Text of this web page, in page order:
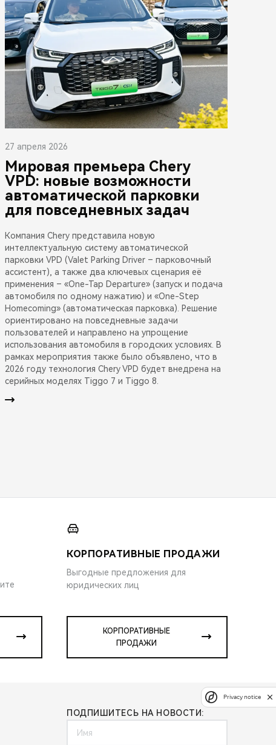
27 апреля 2026
Мировая премьера Chery
VPD: новые возможности
автоматической парковки
для повседневных задач
Компания Chery представила новую
интеллектуальную систему автоматической
парковки VPD (Valet Parking Driver – парковочный
ассистент), а также два ключевых сценария её
применения – «One-Tap Departure» (запуск и подача
автомобиля по одному нажатию) и «One-Step
Homecoming» (автоматическая парковка). Решение
ориентировано на повседневные задачи
пользователей и направлено на упрощение
использования автомобиля в городских условиях. В
рамках мероприятия также было объявлено, что в
2026 году технология Chery VPD будет внедрена на
серийных моделях Tiggo 7 и Tiggo 8.
КОРПОРАТИВНЫЕ ПРОДАЖИ
Выгодные предложения для
юридических лиц
КОРПОРАТИВНЫЕ
ПРОДАЖИ
ПОДПИШИТЕСЬ НА НОВОСТИ:
Privacy notice